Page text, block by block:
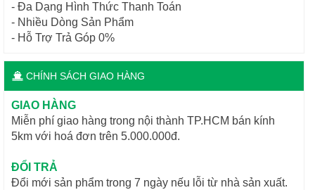
- Đa Dạng Hình Thức Thanh Toán
- Nhiều Dòng Sản Phẩm
- Hỗ Trợ Trả Góp 0%
CHÍNH SÁCH GIAO HÀNG
GIAO HÀNG
Miễn phí giao hàng trong nội thành TP.HCM bán kính
5km với hoá đơn trên 5.000.000đ.
ĐỔI TRẢ
Đổi mới sản phẩm trong 7 ngày nếu lỗi từ nhà sản xuất.